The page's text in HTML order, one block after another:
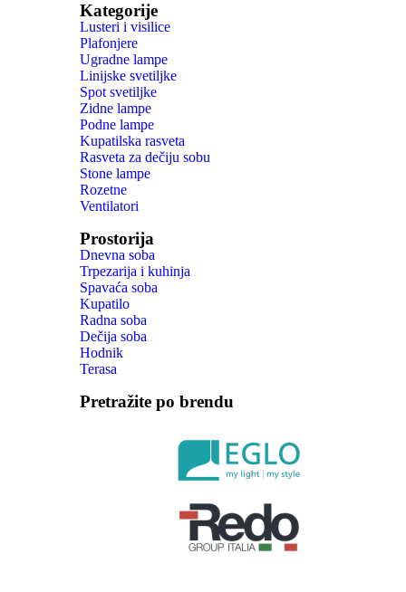
Kategorije
Lusteri i visilice
Plafonjere
Ugradne lampe
Linijske svetiljke
Spot svetiljke
Zidne lampe
Podne lampe
Kupatilska rasveta
Rasveta za dečiju sobu
Stone lampe
Rozetne
Ventilatori
Prostorija
Dnevna soba
Trpezarija i kuhinja
Spavaća soba
Kupatilo
Radna soba
Dečija soba
Hodnik
Terasa
Pretražite po brendu